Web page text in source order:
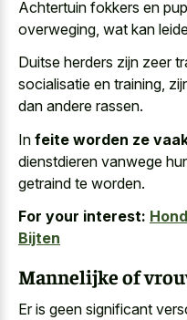
Achtertuin fokkers en
overweging, wat kan
Duitse herders zijn zeer
socialisatie en training,
dan andere rassen.
In feite worden ze
dienstdieren vanwege
getraind te worden.
For your interest:
Bijten
Mannelijke of
Er is geen significant